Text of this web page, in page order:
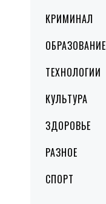
КРИМИНАЛ
ОБРАЗОВАНИЕ
ТЕХНОЛОГИИ
КУЛЬТУРА
ЗДОРОВЬЕ
РАЗНОЕ
СПОРТ